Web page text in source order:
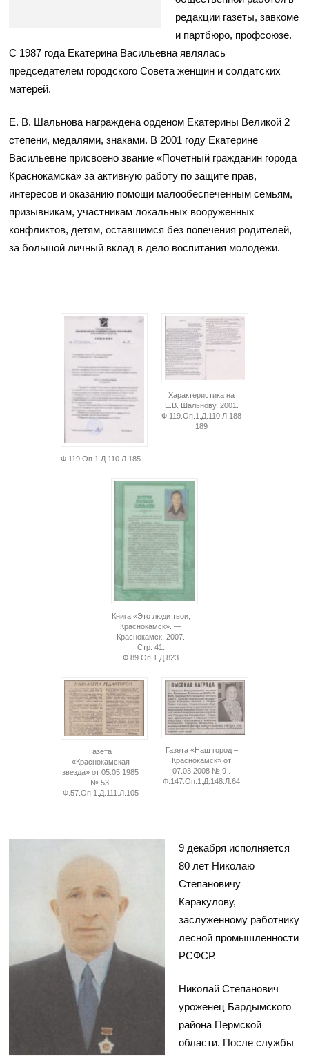
редакции газеты, завкоме
и партбюро, профсоюзе.
С 1987 года Екатерина Васильевна являлась
председателем городского Совета женщин и солдатских
матерей.
Е. В. Шальнова награждена орденом Екатерины Великой 2
степени, медалями, знаками. В 2001 году Екатерине
Васильевне присвоено звание «Почетный гражданин города
Краснокамска» за активную работу по защите прав,
интересов и оказанию помощи малообеспеченным семьям,
призывникам, участникам локальных вооруженных
конфликтов, детям, оставшимся без попечения родителей,
за большой личный вклад в дело воспитания молодежи.
Ф.119.Оп.1.Д.110.Л.185
Характеристика на
Е.В. Шальнову. 2001.
Ф.119.Оп.1.Д.110.Л.188-
189
Книга «Это люди твои,
Краснокамск». —
Краснокамск, 2007.
Стр. 41.
Ф.89.Оп.1.Д.823
Газета
«Краснокамская
звезда» от 05.05.1985
№ 53.
Ф.57.Оп.1.Д.111.Л.105
Газета «Наш город –
Краснокамск» от
07.03.2008 № 9 .
Ф.147.Оп.1.Д.148.Л.64
9 декабря исполняется
80 лет Николаю
Степановичу
Каракулову,
заслуженному работнику
лесной промышленности
РСФСР.
Николай Степанович
уроженец Бардымского
района Пермской
области. После службы